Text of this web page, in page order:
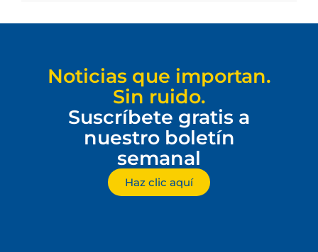
Noticias que importan.
Sin ruido.
Suscríbete gratis a
nuestro boletín
semanal
Haz clic aquí